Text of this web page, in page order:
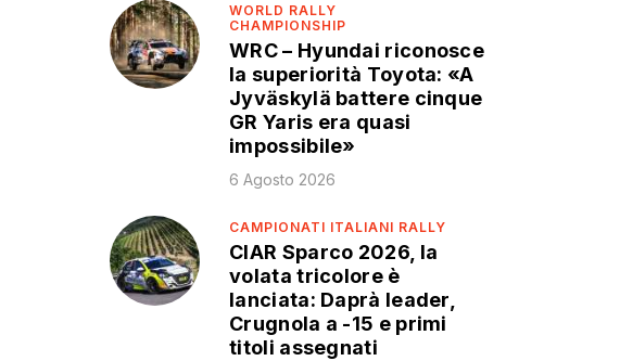
WORLD RALLY
CHAMPIONSHIP
WRC – Hyundai riconosce
la superiorità Toyota: «A
Jyväskylä battere cinque
GR Yaris era quasi
impossibile»
6 Agosto 2026
CAMPIONATI ITALIANI RALLY
CIAR Sparco 2026, la
volata tricolore è
lanciata: Daprà leader,
Crugnola a -15 e primi
titoli assegnati